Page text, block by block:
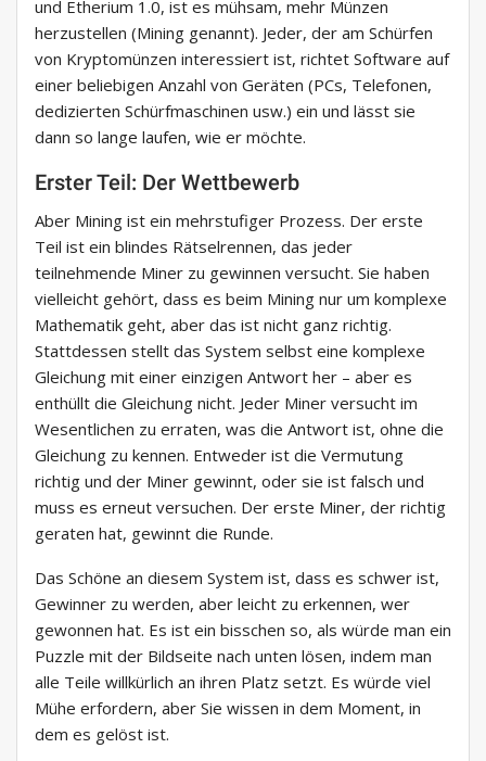
und Etherium 1.0, ist es mühsam, mehr Münzen
herzustellen (Mining genannt). Jeder, der am Schürfen
von Kryptomünzen interessiert ist, richtet Software auf
einer beliebigen Anzahl von Geräten (PCs, Telefonen,
dedizierten Schürfmaschinen usw.) ein und lässt sie
dann so lange laufen, wie er möchte.
Erster Teil: Der Wettbewerb
Aber Mining ist ein mehrstufiger Prozess. Der erste
Teil ist ein blindes Rätselrennen, das jeder
teilnehmende Miner zu gewinnen versucht. Sie haben
vielleicht gehört, dass es beim Mining nur um komplexe
Mathematik geht, aber das ist nicht ganz richtig.
Stattdessen stellt das System selbst eine komplexe
Gleichung mit einer einzigen Antwort her – aber es
enthüllt die Gleichung nicht. Jeder Miner versucht im
Wesentlichen zu erraten, was die Antwort ist, ohne die
Gleichung zu kennen. Entweder ist die Vermutung
richtig und der Miner gewinnt, oder sie ist falsch und
muss es erneut versuchen. Der erste Miner, der richtig
geraten hat, gewinnt die Runde.
Das Schöne an diesem System ist, dass es schwer ist,
Gewinner zu werden, aber leicht zu erkennen, wer
gewonnen hat. Es ist ein bisschen so, als würde man ein
Puzzle mit der Bildseite nach unten lösen, indem man
alle Teile willkürlich an ihren Platz setzt. Es würde viel
Mühe erfordern, aber Sie wissen in dem Moment, in
dem es gelöst ist.